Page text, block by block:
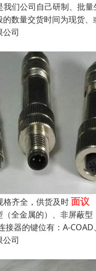
们公司自己研制、批
数量交货时间为现货
公司
齐全，供货及时面议
全金属的）、非屏蔽
器的键位有：A-COAD
公司